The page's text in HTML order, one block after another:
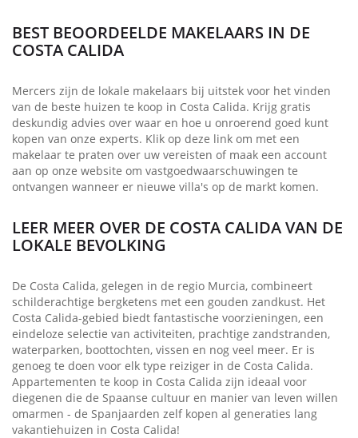
BEST BEOORDEELDE MAKELAARS IN DE
COSTA CALIDA
Mercers zijn de lokale makelaars bij uitstek voor het vinden
van de beste huizen te koop in Costa Calida. Krijg gratis
deskundig advies over waar en hoe u onroerend goed kunt
kopen van onze experts. Klik op deze link om met een
makelaar te praten over uw vereisten of maak een account
aan op onze website om vastgoedwaarschuwingen te
ontvangen wanneer er nieuwe villa's op de markt komen.
LEER MEER OVER DE COSTA CALIDA VAN DE
LOKALE BEVOLKING
De Costa Calida, gelegen in de regio Murcia, combineert
schilderachtige bergketens met een gouden zandkust. Het
Costa Calida-gebied biedt fantastische voorzieningen, een
eindeloze selectie van activiteiten, prachtige zandstranden,
waterparken, boottochten, vissen en nog veel meer. Er is
genoeg te doen voor elk type reiziger in de Costa Calida.
Appartementen te koop in Costa Calida zijn ideaal voor
diegenen die de Spaanse cultuur en manier van leven willen
omarmen - de Spanjaarden zelf kopen al generaties lang
vakantiehuizen in Costa Calida!